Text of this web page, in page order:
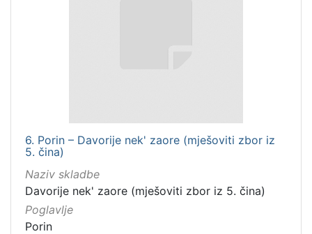
6. Porin – Davorije nek' zaore (mješoviti zbor iz
5. čina)
Naziv skladbe
Davorije nek' zaore (mješoviti zbor iz 5. čina)
Poglavlje
Porin